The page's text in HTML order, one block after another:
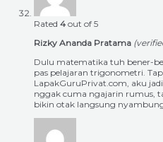
Rated 4 out of 5
Rizky Ananda Pratama
Dulu matematika tuh bener-
pas pelajaran trigonometri.
LapakGuruPrivat.com, aku
nggak cuma ngajarin rumus,
bikin otak langsung